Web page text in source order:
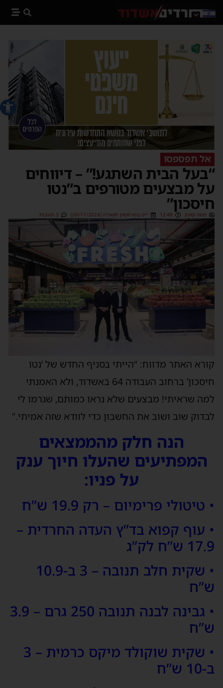
פתח
אל תפספסו
“בעל הבית השתגע!” – דיווחים
על מבצעים מטורפים ב”נטו
חיסכון”
משה קאהן 12:48 י״ט במרחשוון תשפ״ה (20/11/2024) 3 תגובות
קורא האתר מדווח: “הייתי בסניף החדש של ‘נטו
חיסכון’ ברחוב העבודה 64 באשדוד, ולא האמנתי
למה שראיתי! מבצעים שלא נראו כמותם, שגרמו לי
לבדוק שוב ושוב את החשבון כדי לוודא שזה אמיתי.”
הנה חלק מהממצאים
המפתיעים שהעלו חיוך ענק
על פניו:
• טיטולי פרימיום – רק 19.9 ש”ח
• עוף קפוא בד”ץ העדה החרדית –
17.9 ש”ח לק”ג
• שקית חלב תנובה – 3 ב-10.9
ש”ח
• גבינה לבנה תנובה 250 גרם – 3.9
ש”ח
• שקית שוקולד מיקס כרמית – 3
ב-10 ש”ח